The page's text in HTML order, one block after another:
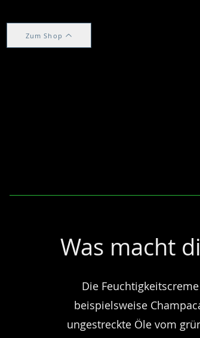
Zum Shop
Was macht
Die
beispielsweise
ungestreckte Öle vom